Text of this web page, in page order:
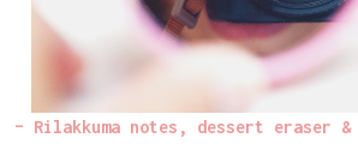
– Rilakkuma notes, dessert eraser